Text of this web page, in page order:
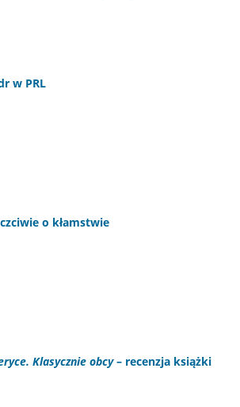
w PRL
o kłamstwie
Klasycznie obcy– recenzja książki